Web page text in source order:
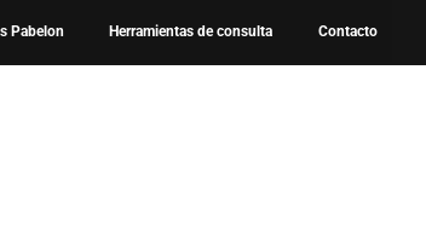
Pabelon Herramientas de consulta Contacto
de Mantenimiento 2